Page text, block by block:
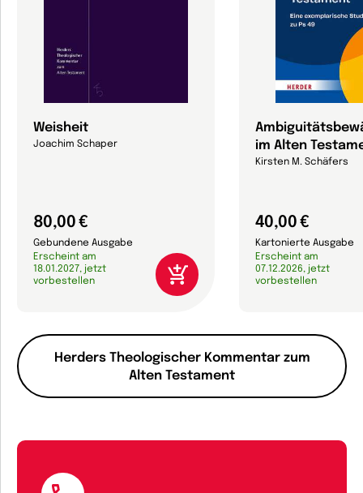
Herders Theologischer Kommentar zum
Alten Testament
Weisheit
Joachim Schaper
80,00 €
Gebundene Ausgabe
Erscheint am
18.01.2027, jetzt
vorbestellen
im Alten
Kirsten M. Schäfers
40,00 €
Kartonierte Ausgabe
Erscheint am
07.12.2026, jetzt
vorbestellen